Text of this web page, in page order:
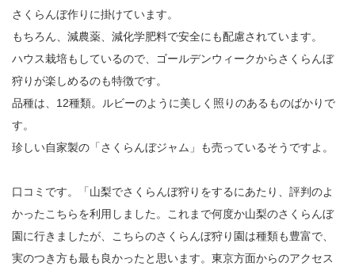
さくらんぼ作りに掛けています。
もちろん、減農薬、減化学肥料で安全にも配慮されています。
ハウス栽培もしているので、ゴールデンウィークからさくらんぼ
狩りが楽しめるのも特徴です。
品種は、12種類。ルビーのように美しく照りのあるものばかりで
す。
珍しい自家製の「さくらんぼジャム」も売っているそうですよ。
口コミです。「山梨でさくらんぼ狩りをするにあたり、評判のよ
かったこちらを利用しました。これまで何度か山梨のさくらんぼ
園に行きましたが、こちらのさくらんぼ狩り園は種類も豊富で、
実のつき方も最も良かったと思います。東京方面からのアクセス